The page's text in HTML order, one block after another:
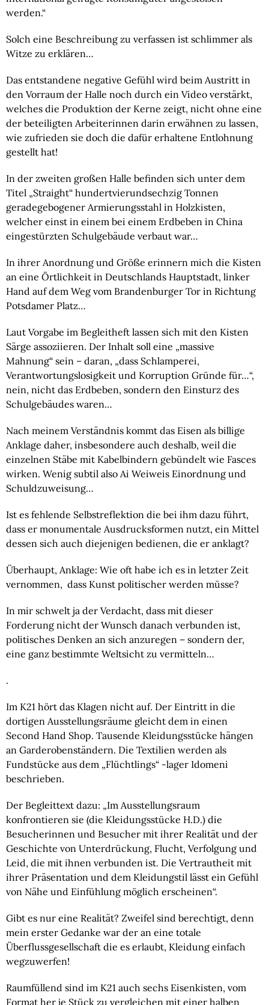
werden.“
Solch eine Beschreibung zu verfassen ist schlimmer als
Witze zu erklären…
Das entstandene negative Gefühl wird beim Austritt in
den Vorraum der Halle noch durch ein Video verstärkt,
welches die Produktion der Kerne zeigt, nicht ohne eine
der beteiligten Arbeiterinnen darin erwähnen zu lassen,
wie zufrieden sie doch die dafür erhaltene Entlohnung
gestellt hat!
In der zweiten großen Halle befinden sich unter dem
Titel „Straight“ hundertvierundsechzig Tonnen
geradegebogener Armierungsstahl in Holzkisten,
welcher einst in einem bei einem Erdbeben in China
eingestürzten Schulgebäude verbaut war…
In ihrer Anordnung und Größe erinnern mich die Kisten
an eine Örtlichkeit in Deutschlands Hauptstadt, linker
Hand auf dem Weg vom Brandenburger Tor in Richtung
Potsdamer Platz…
Laut Vorgabe im Begleitheft lassen sich mit den Kisten
Särge assoziieren. Der Inhalt soll eine „massive
Mahnung“ sein – daran, „dass Schlamperei,
Verantwortungslosigkeit und Korruption Gründe für…“,
nein, nicht das Erdbeben, sondern den Einsturz des
Schulgebäudes waren…
Nach meinem Verständnis kommt das Eisen als billige
Anklage daher, insbesondere auch deshalb, weil die
einzelnen Stäbe mit Kabelbindern gebündelt wie Fasces
wirken. Wenig subtil also Ai Weiweis Einordnung und
Schuldzuweisung…
Ist es fehlende Selbstreflektion die bei ihm dazu führt,
dass er monumentale Ausdrucksformen nutzt, ein Mittel
dessen sich auch diejenigen bedienen, die er anklagt?
Überhaupt, Anklage: Wie oft habe ich es in letzter Zeit
vernommen, dass Kunst politischer werden müsse?
In mir schwelt ja der Verdacht, dass mit dieser
Forderung nicht der Wunsch danach verbunden ist,
politisches Denken an sich anzuregen – sondern der,
eine ganz bestimmte Weltsicht zu vermitteln…
.
Im K21 hört das Klagen nicht auf. Der Eintritt in die
dortigen Ausstellungsräume gleicht dem in einen
Second Hand Shop. Tausende Kleidungsstücke hängen
an Garderobenständern. Die Textilien werden als
Fundstücke aus dem „Flüchtlings“ -lager Idomeni
beschrieben.
Der Begleittext dazu: „Im Ausstellungsraum
konfrontieren sie (die Kleidungsstücke H.D.) die
Besucherinnen und Besucher mit ihrer Realität und der
Geschichte von Unterdrückung, Flucht, Verfolgung und
Leid, die mit ihnen verbunden ist. Die Vertrautheit mit
ihrer Präsentation und dem Kleidungstil lässt ein Gefühl
von Nähe und Einfühlung möglich erscheinen“.
Gibt es nur eine Realität? Zweifel sind berechtigt, denn
mein erster Gedanke war der an eine totale
Überflussgesellschaft die es erlaubt, Kleidung einfach
wegzuwerfen!
Raumfüllend sind im K21 auch sechs Eisenkisten, vom
Format her je Stück zu vergleichen mit einer halben